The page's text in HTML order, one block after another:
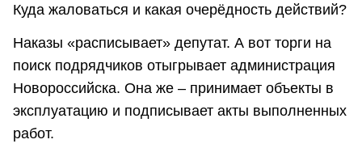
Куда жаловаться и какая очерёдность действий?
Наказы «расписывает» депутат. А вот торги на
поиск подрядчиков отыгрывает администрация
Новороссийска. Она же – принимает объекты в
эксплуатацию и подписывает акты выполненных
работ.